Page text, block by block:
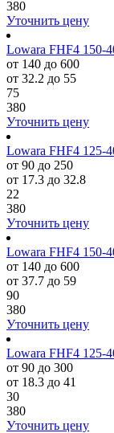
380
Уточнить цену
Lowara FHF4 150-
от 140 до 600
от 32.2 до 55
75
380
Уточнить цену
Lowara FHF4 125-
от 90 до 250
от 17.3 до 32.8
22
380
Уточнить цену
Lowara FHF4 150-
от 140 до 600
от 37.7 до 59
90
380
Уточнить цену
Lowara FHF4 125-
от 90 до 300
от 18.3 до 41
30
380
Уточнить цену